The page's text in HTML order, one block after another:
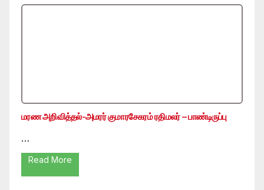
மரண அறிவித்தல்-அமரர் குமாரசேகரம் ரதிமலர் – பாண்டிருப்பு
…
Read More